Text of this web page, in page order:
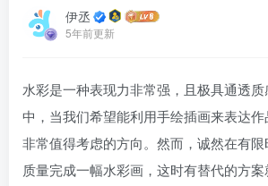
伊丞
5年前更新
水彩是一种表现力非常强，且极具通透
中，当我们希望能利用手绘插画来表达
非常值得考虑的方向。然而，诚然在有
质量完成一幅水彩画，这时有替代的方